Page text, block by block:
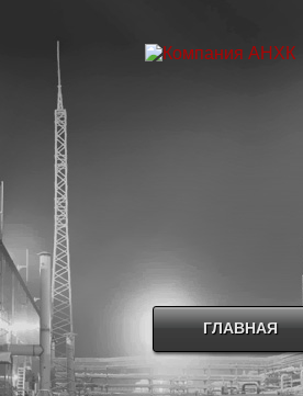
ГЛАВНАЯ